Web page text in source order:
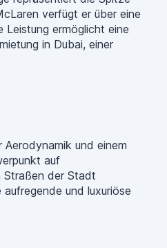
verfügt er über eine
ermöglicht eine
in Dubai, einer
und einem
auf
Straßen der Stadt
und luxuriöse